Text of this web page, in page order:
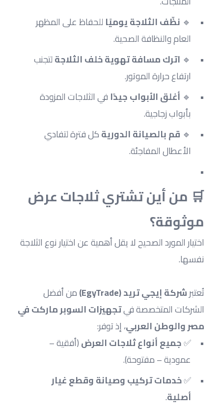
🔹 نظّف الثلاجة يوميًا
للحفاظ على المظهر
العام والنظافة الصحية.
🔹 اترك مسافة تهوية خلف الثلاجة
لتجنب
ارتفاع حرارة الموتور.
🔹 أغلق الأبواب جيدًا
في الثلاجات المزودة
بأبواب زجاجية.
🔹 قم بالصيانة الدورية
كل فترة لتفادي
الأعطال المفاجئة.
موثوقة؟
نفسها.
تُعتبر شركة إيجي تريد (EgyTrade)
الشركات المتخصصة في
مصر والوطن العربي، إذ توفر:
✅ جميع أنواع ثلاجات العرض
عمودية – مفتوحة).
✅
خدمات تركيب وصيانة وقطع غيار
أصلية.